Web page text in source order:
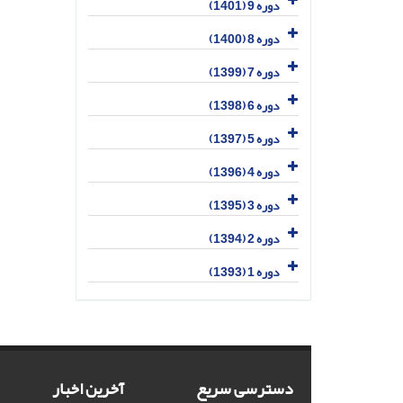
دوره 9 (1401)
دوره 8 (1400)
دوره 7 (1399)
دوره 6 (1398)
دوره 5 (1397)
دوره 4 (1396)
دوره 3 (1395)
دوره 2 (1394)
دوره 1 (1393)
دسترسی سریع آخرین اخبار